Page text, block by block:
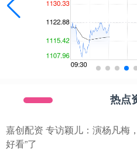
热点
嘉创配资 专访颖儿：演杨凡梅
好看”了